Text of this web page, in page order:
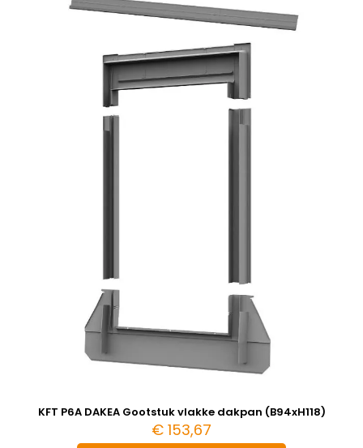
KFT P6A DAKEA Gootstuk vlakke dakpan (B94xH118)
€ 153,67